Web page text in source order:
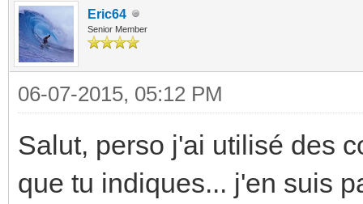
Eric64
Senior Member
06-07-2015, 05:12 PM
Salut, perso j'ai utilisé des
que tu indiques... j'en suis